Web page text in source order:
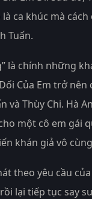
ca khúc mà
Tuấn.
là chính những
Của Em trở
và Thùy Chi. Hà
một cô em gái
khán giả vô
theo yêu cầu
lại tiếp tục say